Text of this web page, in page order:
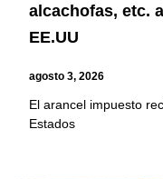
alcachofas, etc.
EE.UU
agosto 3, 2026
El arancel impuesto
Estados